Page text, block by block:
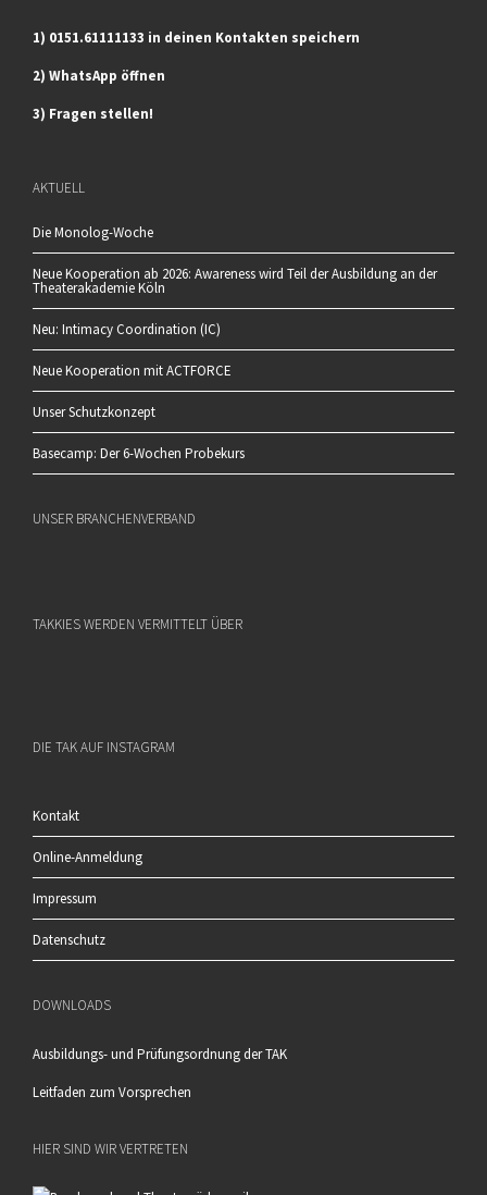
1) 0151.61111133 in deinen Kontakten speichern
2) WhatsApp öffnen
3) Fragen stellen!
AKTUELL
Die Monolog-Woche
Neue Kooperation ab 2026: Awareness wird Teil der Ausbildung an der
Theaterakademie Köln
Neu: Intimacy Coordination (IC)
Neue Kooperation mit ACTFORCE
Unser Schutzkonzept
Basecamp: Der 6-Wochen Probekurs
UNSER BRANCHENVERBAND
TAKKIES WERDEN VERMITTELT ÜBER
DIE TAK AUF INSTAGRAM
Kontakt
Online-Anmeldung
Impressum
Datenschutz
DOWNLOADS
Ausbildungs- und Prüfungsordnung der TAK
Leitfaden zum Vorsprechen
HIER SIND WIR VERTRETEN